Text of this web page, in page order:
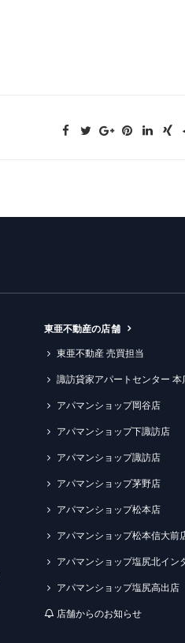
東亜不動産の店舗
東亜不動産 売買担当
諏訪貸家アパートセンター 本
アパマンショップ岡谷店
アパマンショップ下諏訪店
アパマンショップ諏訪店
アパマンショップ茅野店
アパマンショップ松本店
アパマンショップ松本信大前
アパマンショップ塩尻北イン
アパマンショップ塩尻高出店
店舗からのお知らせ